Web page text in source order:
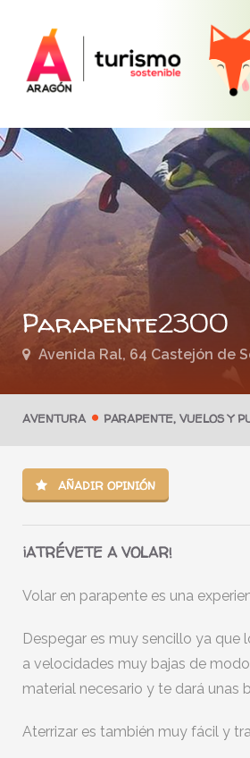
Parapente2300
Avenida Ral, 64 Castejón de
AVENTURA PARAPENTE, VUELOS Y
AÑADIR OPINIÓN
¡ATRÉVETE A VOLAR!
Volar en parapente es una
Despegar es muy sencillo ya que
a velocidades muy bajas de
material necesario y te dará unas
Aterrizar es también muy fácil y